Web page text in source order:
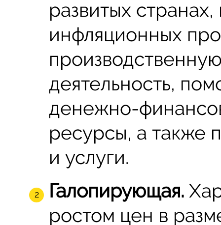
развитых
инфляционных
деятельность,
денежно-
ресурсы, а также
и услуги.
Галопирующая.
ростом цен в